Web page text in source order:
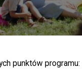
punktów